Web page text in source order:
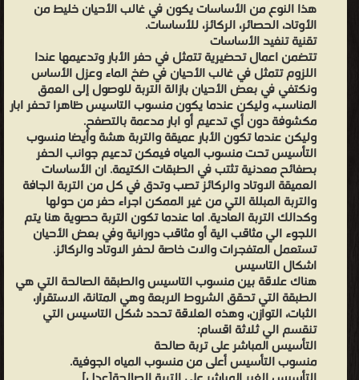
هذا النوع من الأساسات يكون في غالب الأحيان خليط من
الأوتاد، الحصائر، الركائز، للأساسات.
تقنية تنفيد الأساسات
تتضمن اعمال تحضيرية تتمثل في حفر الأبار وتدعيمها عندا
اللزوم تتمثل في غالب الأحيان في ضخ الماء وعزل الأساس
ونكتفي في بعض الأحيان بازالة التربة للوصول إلى العمق
المناسب، وليكن عندما يكون منسوب التاسيس ظاهرا تحفر ابار
مكشوفة دون أي تدعيم أو ابار مدعمة بالتصفح.
وليكن عندما تكون الأبار عميقة والتربة هشة وأيضا منسوب
التأسيس تحت منسوب المياه فيمكن تدعيم جوانب الحفر
بصفائح معدنية تثتب في الطبقات الكتيمة. ان الأساسات
العميقة الاوتاد والركائز تصب وتدق في كل من التربة الجافة
والتربة المبللة التي من غير الممكن اجراء حفر من حولها
وكدالك التربة العادية. اما عندما تكون التربة حصوية هنا يتم
اللجوء الي مثاقب الية أو مثاقب دورانية وفي بعض الأحيان
تستعمل المتفجرات والات خاصة لحفر الاوتاد والركائز.
اشكال التاسيس
هناك علاقة بين منسوب التاسيس والطبقة الصالحة التي هي
الطبقة التي تحقق الشروط الاربعة وهي المتانة، الاستقرار،
الثبات، التوازن، وهذه العلاقة تحدد شكل التاسيس التي
تنقسم الي ثلاثة اقسام:
التأسيس المباشر على تربة صالحة
منسوب التأسيس أعلى من منسوب المياه الجوفية.